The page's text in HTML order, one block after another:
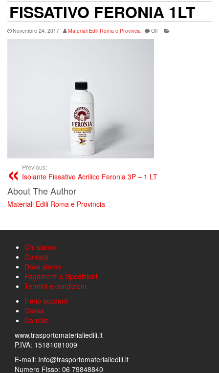
FISSATIVO FERONIA 1LT
Novembre 24, 2017 Materiali Edili Roma e Provincia Off
Previous:
Isolante Fissativo Acrilico Feronia 3P – 1 LT
About The Author
Materiali Edili Roma e Provincia
Chi siamo
Contatti
Dove siamo
Pagamenti e Spedizioni
Termini e condizioni
Il mio account
Cassa
Carrello
www.trasportomaterialiedili.it
P.IVA: 15181081009
E-mail: Info@trasportomaterialiedili.it
Numero Fisso: 06 79848840